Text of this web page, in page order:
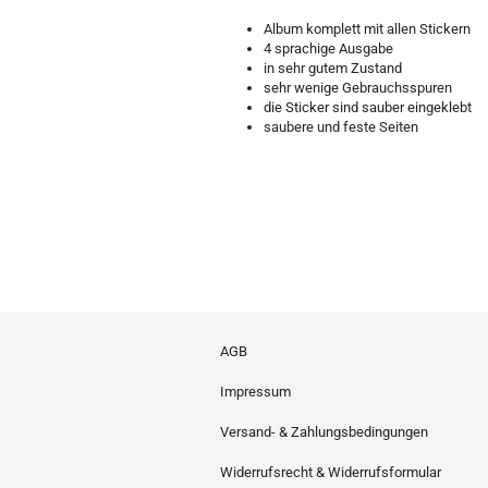
Album komplett mit allen Stickern
4 sprachige Ausgabe
in sehr gutem Zustand
sehr wenige Gebrauchsspuren
die Sticker sind sauber eingeklebt
saubere und feste Seiten
AGB
Impressum
Versand- & Zahlungsbedingungen
Widerrufsrecht & Widerrufsformular